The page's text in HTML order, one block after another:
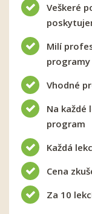
Veškeré
Milí
programy
Vhodné
Na každé
program
Každá
Cena
Za 10